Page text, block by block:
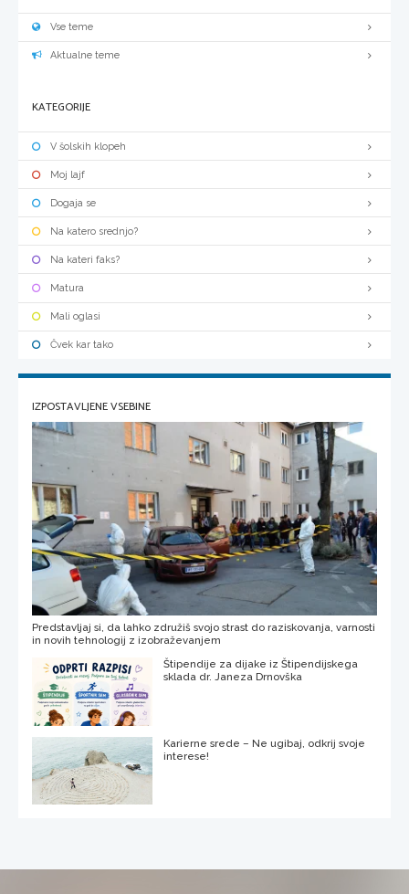
Vse teme
Aktualne teme
KATEGORIJE
V šolskih klopeh
Moj lajf
Dogaja se
Na katero srednjo?
Na kateri faks?
Matura
Mali oglasi
Čvek kar tako
IZPOSTAVLJENE VSEBINE
Predstavljaj si, da lahko združiš svojo strast do raziskovanja, varnosti
in novih tehnologij z izobraževanjem
Štipendije za dijake iz Štipendijskega
sklada dr. Janeza Drnovška
Karierne srede – Ne ugibaj, odkrij svoje
interese!